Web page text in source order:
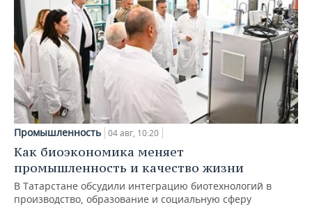
Промышленность 04 авг, 10:20
Как биоэкономика меняет
промышленность и качество жизни
В Татарстане обсудили интеграцию биотехнологий в
производство, образование и социальную сферу